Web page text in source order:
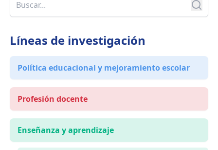
Líneas de investigación
Política educacional y mejoramiento escolar
Profesión docente
Enseñanza y aprendizaje